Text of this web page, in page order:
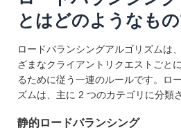
とはどのようなも
ロードバランシングアルゴリズムは
ざまなクライアントリクエストごと
るために従う一連のルールです。ロ
ズムは、主に 2 つのカテゴリに分類
静的ロードバランシング